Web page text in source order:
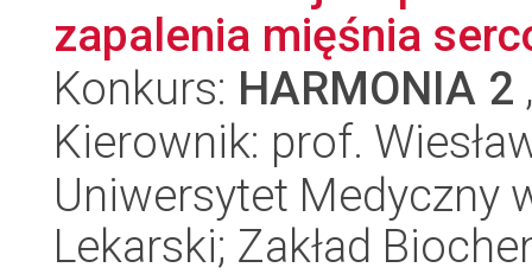
zapalenia mięśnia
Konkurs: HARMONIA 2
Kierownik: prof.
Uniwersytet Medyczny
Lekarski; Zakład